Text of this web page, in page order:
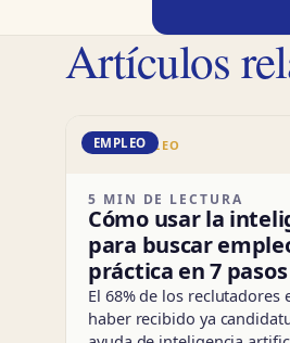
Artículos
DD · EMPLEO
EMPLEO
5 MIN DE LECTURA
Cómo usar la
para buscar
práctica en 7 pasos
El 68% de los reclutadores
haber recibido ya